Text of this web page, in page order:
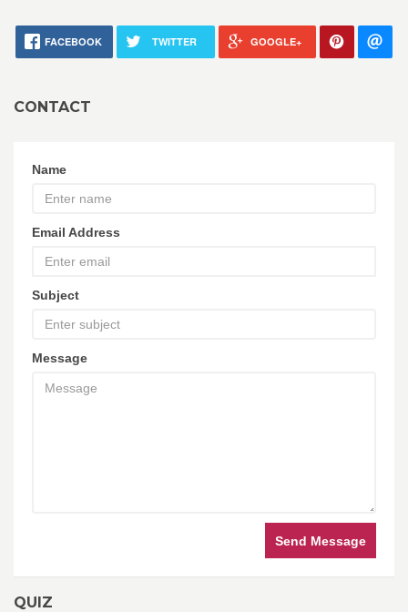
FACEBOOK TWITTER GOOGLE+
CONTACT
Name
Email Address
Subject
Message
Send Message
QUIZ